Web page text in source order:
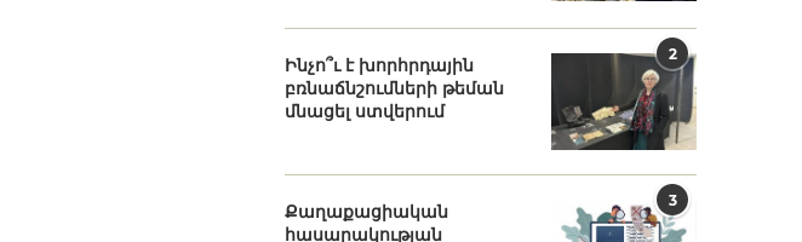
2
Ինչո՞ւ է խորհրդային
բռնաճնշումների թեման
մնացել ստվերում
3
Քաղաքացիական
հասարակության